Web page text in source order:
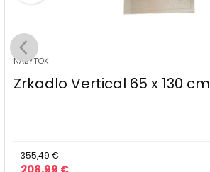
NÁBYTOK
Zrkadlo Vertical 65 x 130 cm
355,49€
PôvodnáAktuálna